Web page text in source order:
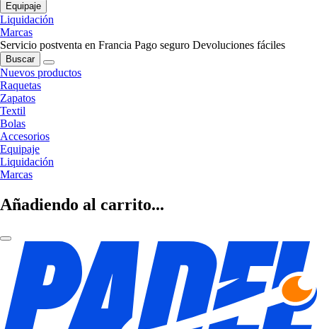
Equipaje
Liquidación
Marcas
Servicio postventa en Francia Pago seguro Devoluciones fáciles
Buscar
Nuevos productos
Raquetas
Zapatos
Textil
Bolas
Accesorios
Equipaje
Liquidación
Marcas
Añadiendo al carrito...